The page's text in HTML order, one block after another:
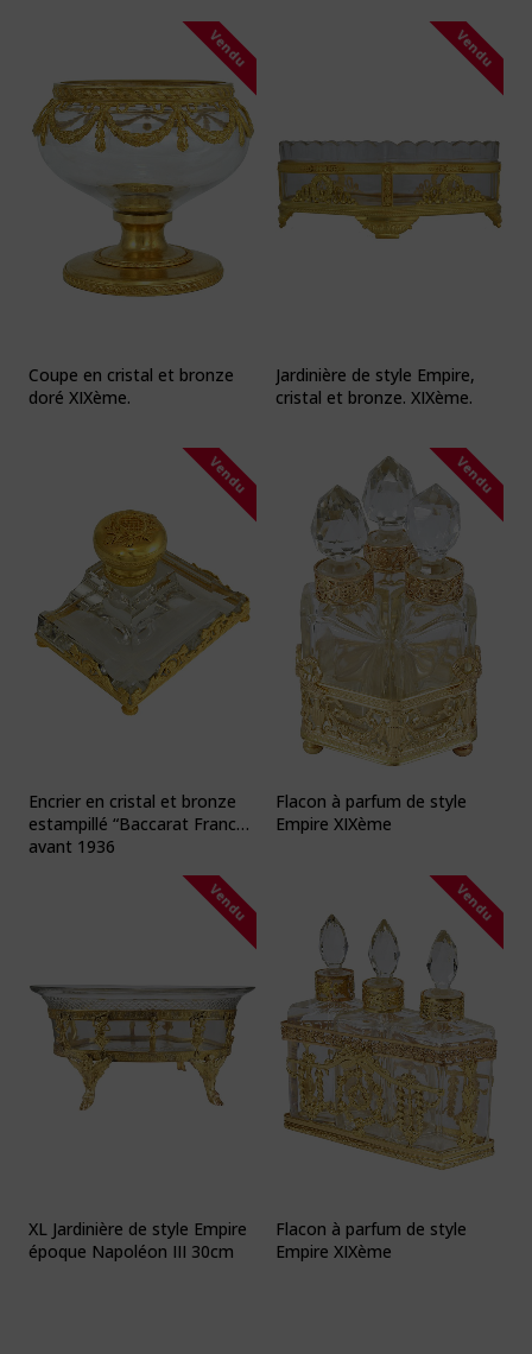
Vendu
Coupe en cristal et bronze
doré XIXème.
Vendu
Jardinière de style Empire,
cristal et bronze. XIXème.
Vendu
Encrier en cristal et bronze
estampillé “Baccarat France”
avant 1936
Vendu
Flacon à parfum de style
Empire XIXème
Vendu
XL Jardinière de style Empire
époque Napoléon III 30cm
Vendu
Flacon à parfum de style
Empire XIXème